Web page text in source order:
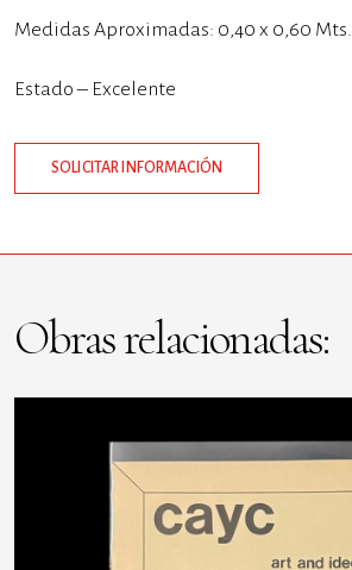
Medidas Aproximadas: 0,40 x 0,60 Mts.
Estado – Excelente
SOLICITAR INFORMACIÓN
Obras relacionadas: